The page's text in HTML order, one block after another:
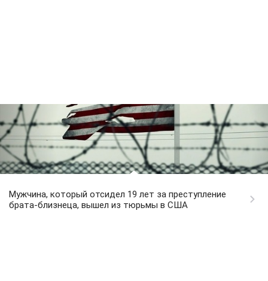
Мужчина, который отсидел 19 лет за преступление
брата-близнеца, вышел из тюрьмы в США